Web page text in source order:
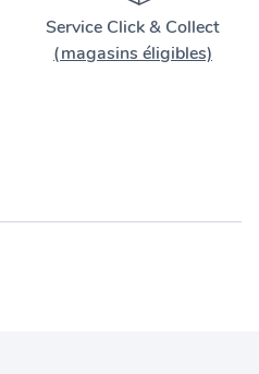
Service Click & Collect
(magasins éligibles)